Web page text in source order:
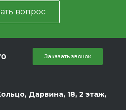
вопрос
Заказать звонок
Дарвина, 18, 2 этаж,